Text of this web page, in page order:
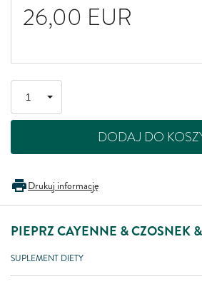
26,00 EUR
DODAJ DO
Drukuj informację
PIEPRZ CAYENNE & CZOSNEK
SUPLEMENT DIETY